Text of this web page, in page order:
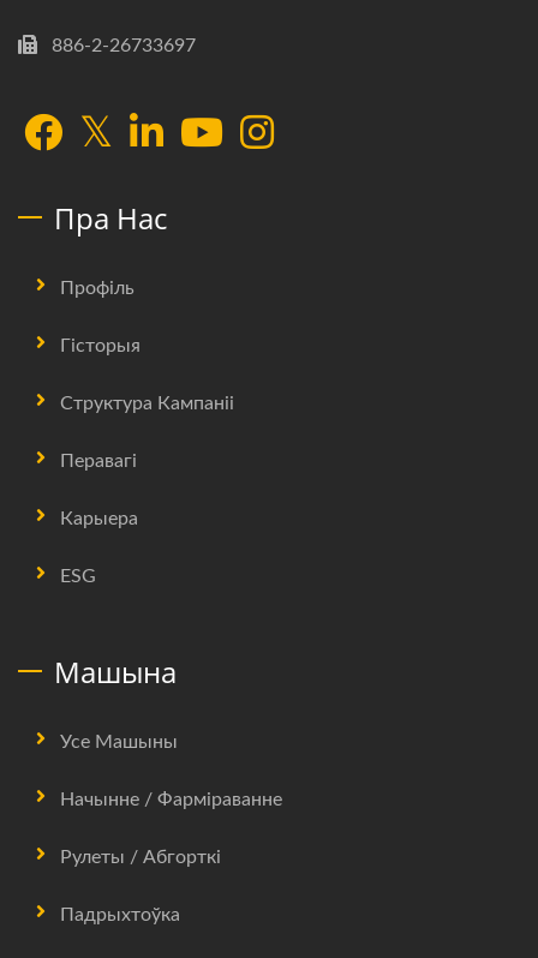
886-2-26733697
Пра Нас
Профіль
Гісторыя
Структура Кампаніі
Перавагі
Карыера
ESG
Машына
Усе Машыны
Начынне / Фарміраванне
Рулеты / Абгорткі
Падрыхтоўка